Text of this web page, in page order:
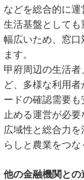
などを総合的に
生活基盤として
幅広いため、窓
ます。
甲府周辺の生活
ど、多様な利用
ードの確認需要
止める運営が必要
広域性と総合力
らしと農業をつな
他の金融機関との